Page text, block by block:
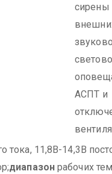
сирены
АСПТ и
тока, 11,8В-14,3В
диапазонрабочих